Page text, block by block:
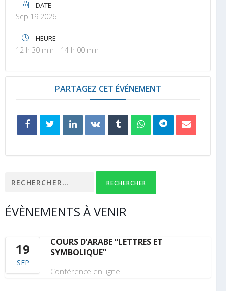
DATE
Sep 19 2026
HEURE
12 h 30 min - 14 h 00 min
PARTAGEZ CET ÉVÉNEMENT
ÉVÈNEMENTS À VENIR
19
SEP
COURS D’ARABE “LETTRES ET
SYMBOLIQUE”
Conférence en ligne